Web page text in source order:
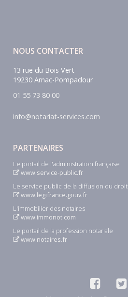
NOUS CONTACTER
13 rue du Bois Vert
19230 Arnac-Pompadour
01 55 73 80 00
info@notariat-services.com
PARTENAIRES
Le portail de l'administration française
www.service-public.fr
Le service public de la diffusion du droit
www.legifrance.gouv.fr
L'immobilier des notaires
www.immonot.com
Le portail de la profession notariale
www.notaires.fr